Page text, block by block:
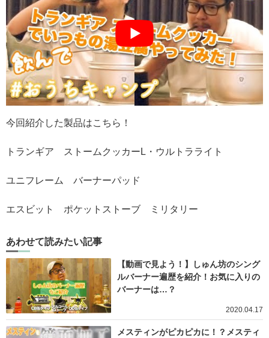
今回紹介した製品はこちら！
トランギア ストームクッカーL・ウルトラライト
ユニフレーム バーナーパッド
エスビット ポケットストーブ ミリタリー
あわせて読みたい記事
【動画で見よう！】しゅん坊のシング
ルバーナー遍歴を紹介！お気に入りの
バーナーは…？
2020.04.17
メスティンがピカピカに！？メスティ